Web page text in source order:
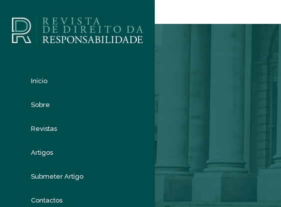
Início
Sobre
Revistas
Artigos
Submeter Artigo
Contactos